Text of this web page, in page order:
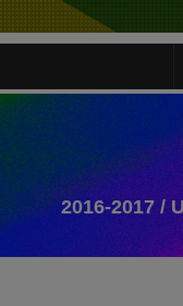
2016-2017 /